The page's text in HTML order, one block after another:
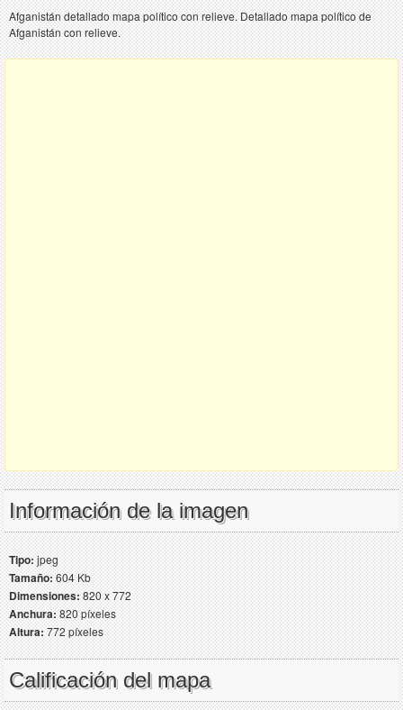
Afganistán detallado mapa político con relieve. Detallado mapa político de
Afganistán con relieve.
Información de la imagen
Tipo:jpeg
Tamaño:604 Kb
Dimensiones:820 x 772
Anchura:820 píxeles
Altura:772 píxeles
Calificación del mapa